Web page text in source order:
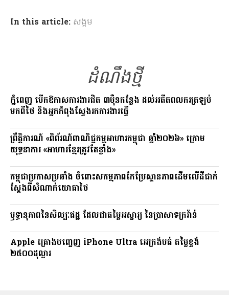
ce
b
e
gr
p
y
n
k
In this article: សង្គម
ដំណឹងថ្មី
ភ្នំពេញ បើកឱកាសការងារជិត ៣ម៉ឺនកន្លែង ដល់អតីតពលករត្រឡប់
មកពីថៃ និងអ្នកកំពុងស្វែងរកការងារធ្វើ
ព្រឹត្តិការណ៍ «ពិព័រណ៍ពាណិជ្ជកម្មអាហារកម្ពុជា ឆ្នាំ២០២៦» ក្រោម
យុទ្ធនាការ «អាហារខ្មែរត្រូវតែខ្លាំង»
កម្ពុជាប្រកាសប្រឆាំង ចំពោះសកម្មភាពកែប្រែស្ថានភាពដើមលើដីជាក់
ស្តែងពីសំណាក់យោធាថៃ
ឫទ្ធានុភាពនៃសិល្បៈឥដ្ឋ ដែលជាតម្លៃអស្ចារ្យ នៃប្រាសាទក្រវ៉ាន់
Apple គ្រោងបញ្ចេញ iPhone Ultra អេក្រង់បត់ តម្លៃខ្ទង់
២៥០០ដុល្លារ